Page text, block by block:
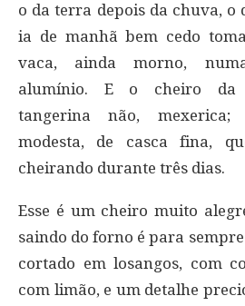
o da terra depois da chuva, o
ia de manhã bem cedo
vaca, ainda morno,
alumínio. E o cheiro da
tangerina não, mexerica;
modesta, de casca fina,
cheirando durante três dias.
Esse é um cheiro muito
saindo do forno é para
cortado em losangos, com
com limão, e um detalhe